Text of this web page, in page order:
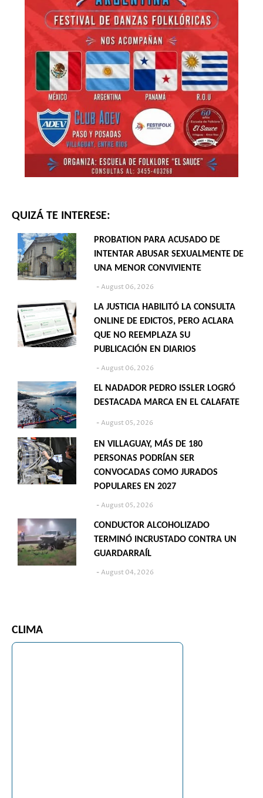
QUIZÁ TE INTERESE:
PROBATION PARA ACUSADO DE
INTENTAR ABUSAR SEXUALMENTE DE
UNA MENOR CONVIVIENTE
August 06, 2026
LA JUSTICIA HABILITÓ LA CONSULTA
ONLINE DE EDICTOS, PERO ACLARA
QUE NO REEMPLAZA SU
PUBLICACIÓN EN DIARIOS
August 06, 2026
EL NADADOR PEDRO ISSLER LOGRÓ
DESTACADA MARCA EN EL CALAFATE
August 05, 2026
EN VILLAGUAY, MÁS DE 180
PERSONAS PODRÍAN SER
CONVOCADAS COMO JURADOS
POPULARES EN 2027
August 05, 2026
CONDUCTOR ALCOHOLIZADO
TERMINÓ INCRUSTADO CONTRA UN
GUARDARRAÍL
August 04, 2026
CLIMA